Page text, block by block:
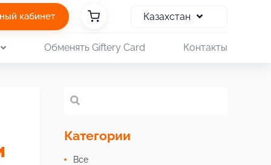
кабинет Казахстан
Обменять Giftery Card Контакты
Категории
Все